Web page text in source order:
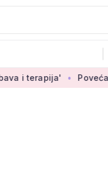
Povećanje